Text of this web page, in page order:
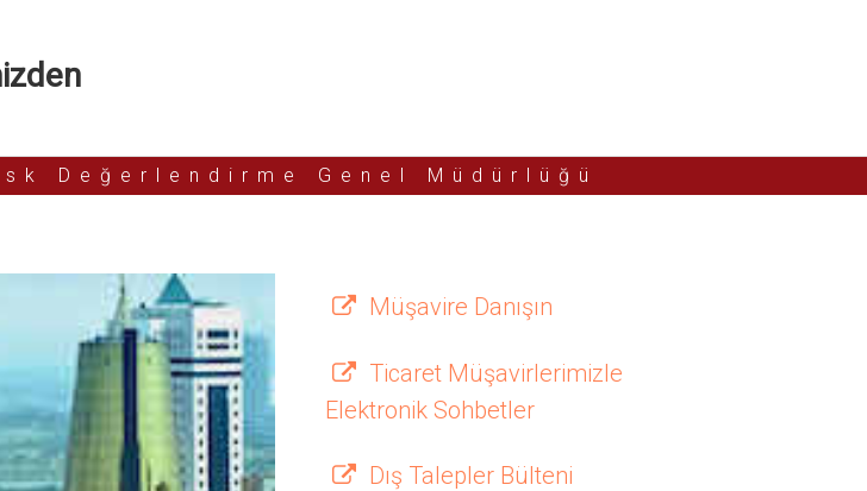
Değerlendirme Genel Müdürlüğü
Müşavire Danışın
Ticaret Müşavirlerimizle
Elektronik Sohbetler
Dış Talepler Bülteni